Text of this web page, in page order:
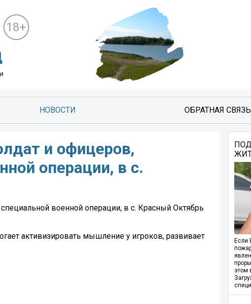
18+
НОВОСТИ ОБРАТНАЯ СВЯЗЬ
и офицеров,
операции, в с.
военной операции, в с. Красный Октябрь
активизировать мышление у игроков, развивает
Если
этом